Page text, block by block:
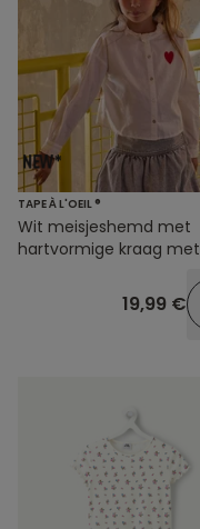
TAPE À L'OEIL ®
Wit meisjeshemd met
hartvormige kraag met
19,99 €